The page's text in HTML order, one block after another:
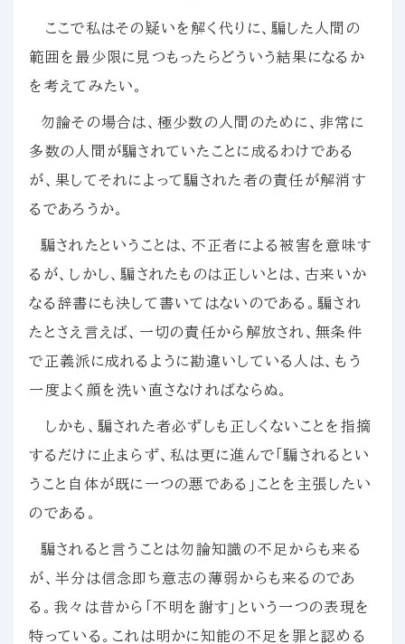
ここで私はその疑いを解く代りに、騙した人間の
範囲を最少限に見つもったらどういう結果になるか
を考えてみたい。
勿論その場合は、極少数の人間のために、非常に
多数の人間が騙されていたことに成るわけである
が、果してそれによって騙された者の責任が解消す
るであろうか。
騙されたということは、不正者による被害を意味す
るが、しかし、騙されたものは正しいとは、古来いか
なる辞書にも決して書いてはないのである。騙され
たとさえ言えば、一切の責任から解放され、無条件
で正義派に成れるように勘違いしている人は、もう
一度よく顔を洗い直さなければならぬ。
しかも、騙された者必ずしも正しくないことを指摘
するだけに止まらず、私は更に進んで「騙されるとい
うこと自体が既に一つの悪である」ことを主張したい
のである。
騙されると言うことは勿論知識の不足からも来る
が、半分は信念即ち意志の薄弱からも来るのであ
る。我々は昔から「不明を謝す」という一つの表現を
特っている。これは明かに知能の不足を罪と認める